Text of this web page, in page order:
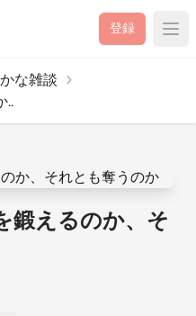
登録
な雑談
..
鍛えるのか、そ